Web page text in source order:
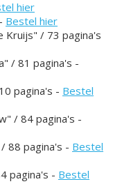
hier
Bestel hier
/ 73 pagina's
/ 81 pagina's -
pagina's - Bestel
/ 84 pagina's -
88 pagina's - Bestel
pagina's - Bestel